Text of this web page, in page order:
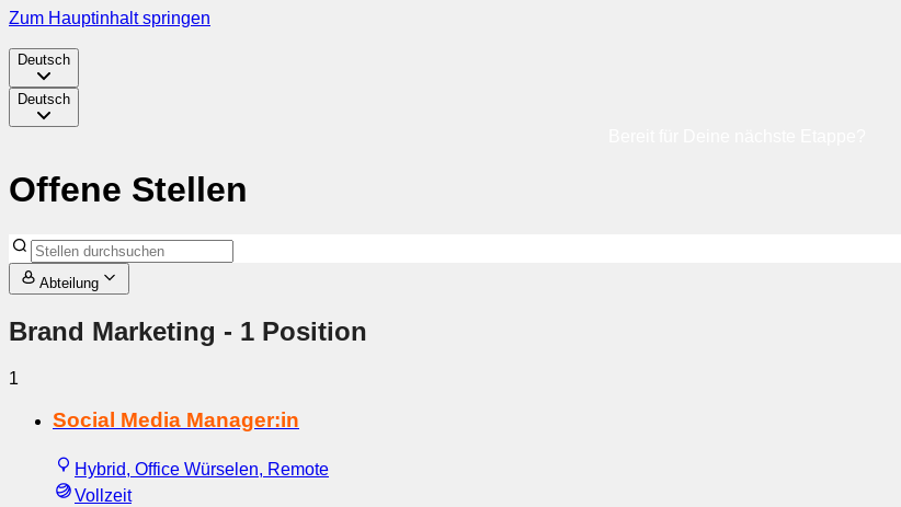
Zum Hauptinhalt springen
Deutsch
Deutsch
Offene Stellen
Abteilung
Brand Marketing - 1 Position
1
Social Media Manager:in
Hybrid, Office Würselen, Remote
Vollzeit